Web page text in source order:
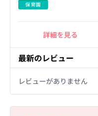
保育園
詳細を見る
最新のレビュー
レビューがありません